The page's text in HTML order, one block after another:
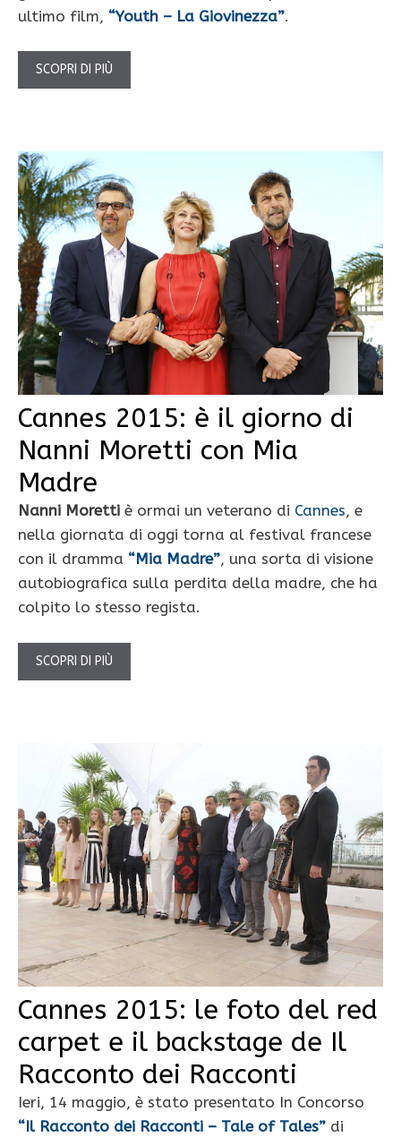
ultimo film, “Youth – La Giovinezza”.
SCOPRI DI PIÙ
Cannes 2015: è il giorno di
Nanni Moretti con Mia
Madre
Nanni Moretti è ormai un veterano di Cannes, e
nella giornata di oggi torna al festival francese
con il dramma “Mia Madre”, una sorta di visione
autobiografica sulla perdita della madre, che ha
colpito lo stesso regista.
SCOPRI DI PIÙ
Cannes 2015: le foto del red
carpet e il backstage de Il
Racconto dei Racconti
Ieri, 14 maggio, è stato presentato In Concorso
“Il Racconto dei Racconti – Tale of Tales” di